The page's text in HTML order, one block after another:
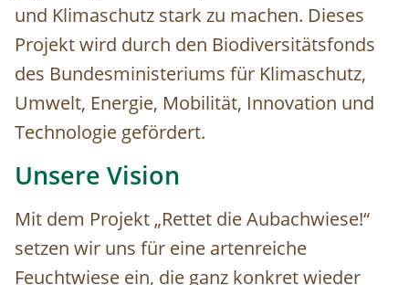
und Klimaschutz stark zu machen. Dieses
Projekt wird durch den Biodiversitätsfonds
des Bundesministeriums für Klimaschutz,
Umwelt, Energie, Mobilität, Innovation und
Technologie gefördert.
Unsere Vision
Mit dem Projekt „Rettet die Aubachwiese!“
setzen wir uns für eine artenreiche
Feuchtwiese ein, die ganz konkret wieder